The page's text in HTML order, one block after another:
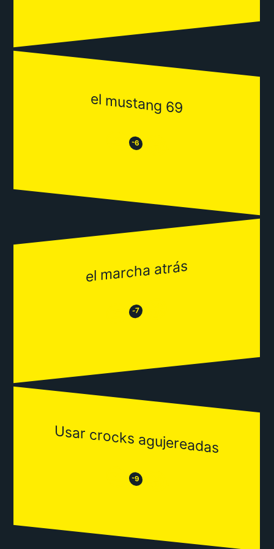
el mustang 69
😒 -6 😂
el marcha atrás
😒 -7 😂
Usar crocks agujereadas
😒 -9 😂